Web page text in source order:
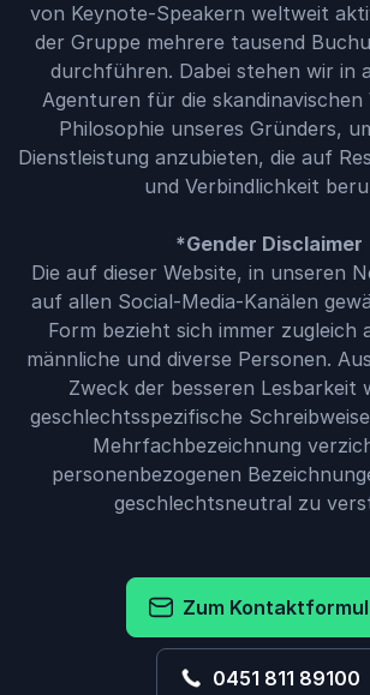
von Keynote-Speakern weltweit
der Gruppe mehrere tausend
durchführen. Dabei stehen wir in
Agenturen für die skandinavischen
Philosophie unseres Gründers,
Dienstleistung anzubieten, die auf
und Verbindlichkeit
*Gender Disclaimer
Die auf dieser Website, in unseren
auf allen Social-Media-Kanälen
Form bezieht sich immer zugleich
männliche und diverse Personen.
Zweck der besseren Lesbarkeit
geschlechtsspezifische
Mehrfachbezeichnung
personenbezogenen
geschlechtsneutral zu
Zum
0451 811 89100